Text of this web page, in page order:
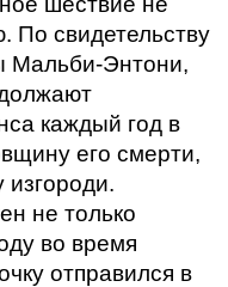
По свидетельству
Мальби-Энтони,
каждый год в
его смерти,
изгороди.
не только
во время
отправился в